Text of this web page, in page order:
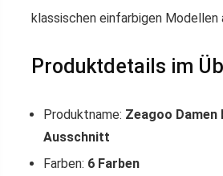
klassischen einfarbigen Modellen
Produktdetails im
Produktname: Zeagoo Damen
Ausschnitt
Farben: 6 Farben